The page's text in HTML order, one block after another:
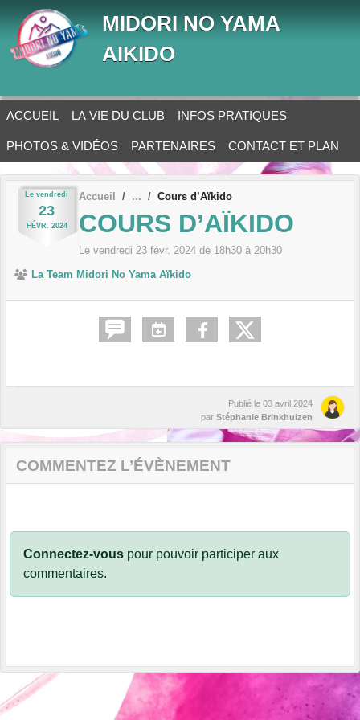
MIDORI NO YAMA
AIKIDO
ACCUEIL LA VIE DU CLUB INFOS PRATIQUES
PHOTOS & VIDÉOS PARTENAIRES CONTACT ET PLAN
Le vendredi
23
FÉVR. 2024
Accueil Cours d’Aïkido
COURS D’AÏKIDO
Le vendredi 23 févr. 2024 de 18h30 à 20h30
La Team Midori No Yama Aïkido
Publié le 03 avril 2024
par Stéphanie Brinkhuizen
COMMENTEZ L’ÉVÈNEMENT
Connectez-vous pour pouvoir participer aux
commentaires.
Panneau de gestion des cookies